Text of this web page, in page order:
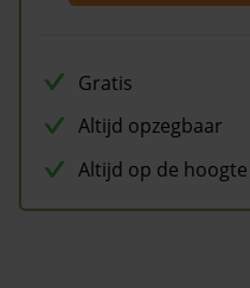
Gratis
Altijd opzegbaar
Altijd op de hoogte